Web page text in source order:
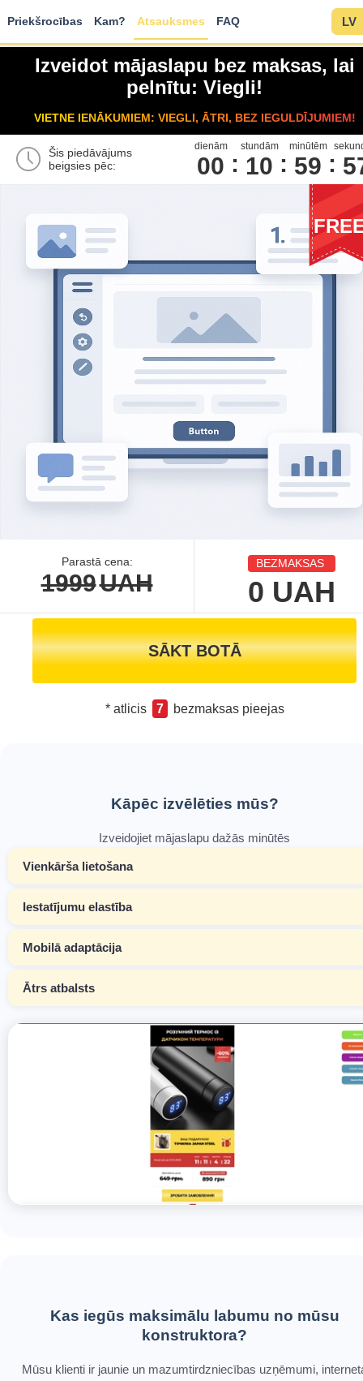
Priekšrocības Kam? Atsauksmes FAQ LV
Izveidot mājaslapu bez maksas, lai
pelnītu: Viegli!
VIETNE IENĀKUMIEM: VIEGLI, ĀTRI, BEZ IEGULDĪJUMIEM!
Šis piedāvājums
beigsies pēc:
dienām
00
stundām
10
minūtēm
59 5
Parastā cena:
1999UAH
BEZMAKSAS
0 UAH
SĀKT BOTĀ
* atlicis 7 bezmaksas pieejas
Kāpēc izvēlēties mūs?
Izveidojiet mājaslapu dažās minūtēs
Vienkārša lietošana
Iestatījumu elastība
Mobilā adaptācija
Ātrs atbalsts
Kas iegūs maksimālu labumu no mūsu
konstruktora?
Mūsu klienti ir jaunie un mazumtirdzniecības uzņēmumi,